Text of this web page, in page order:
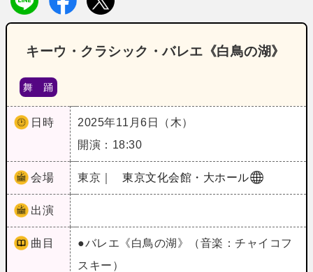
キーウ・クラシック・バレエ《白鳥の湖》
舞 踊
日時
2025年11月6日（木）
開演：18:30
会場 東京｜ 東京文化会館・大ホール
出演
曲目
●バレエ《白鳥の湖》（音楽：チャイコフ
スキー）